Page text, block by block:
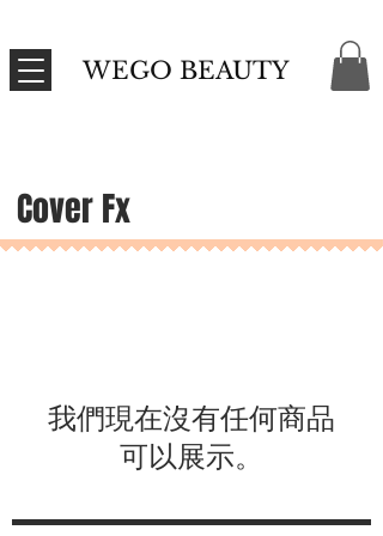
WEGO BEAUTY
Cover Fx
我們現在沒有任何商品
可以展示。